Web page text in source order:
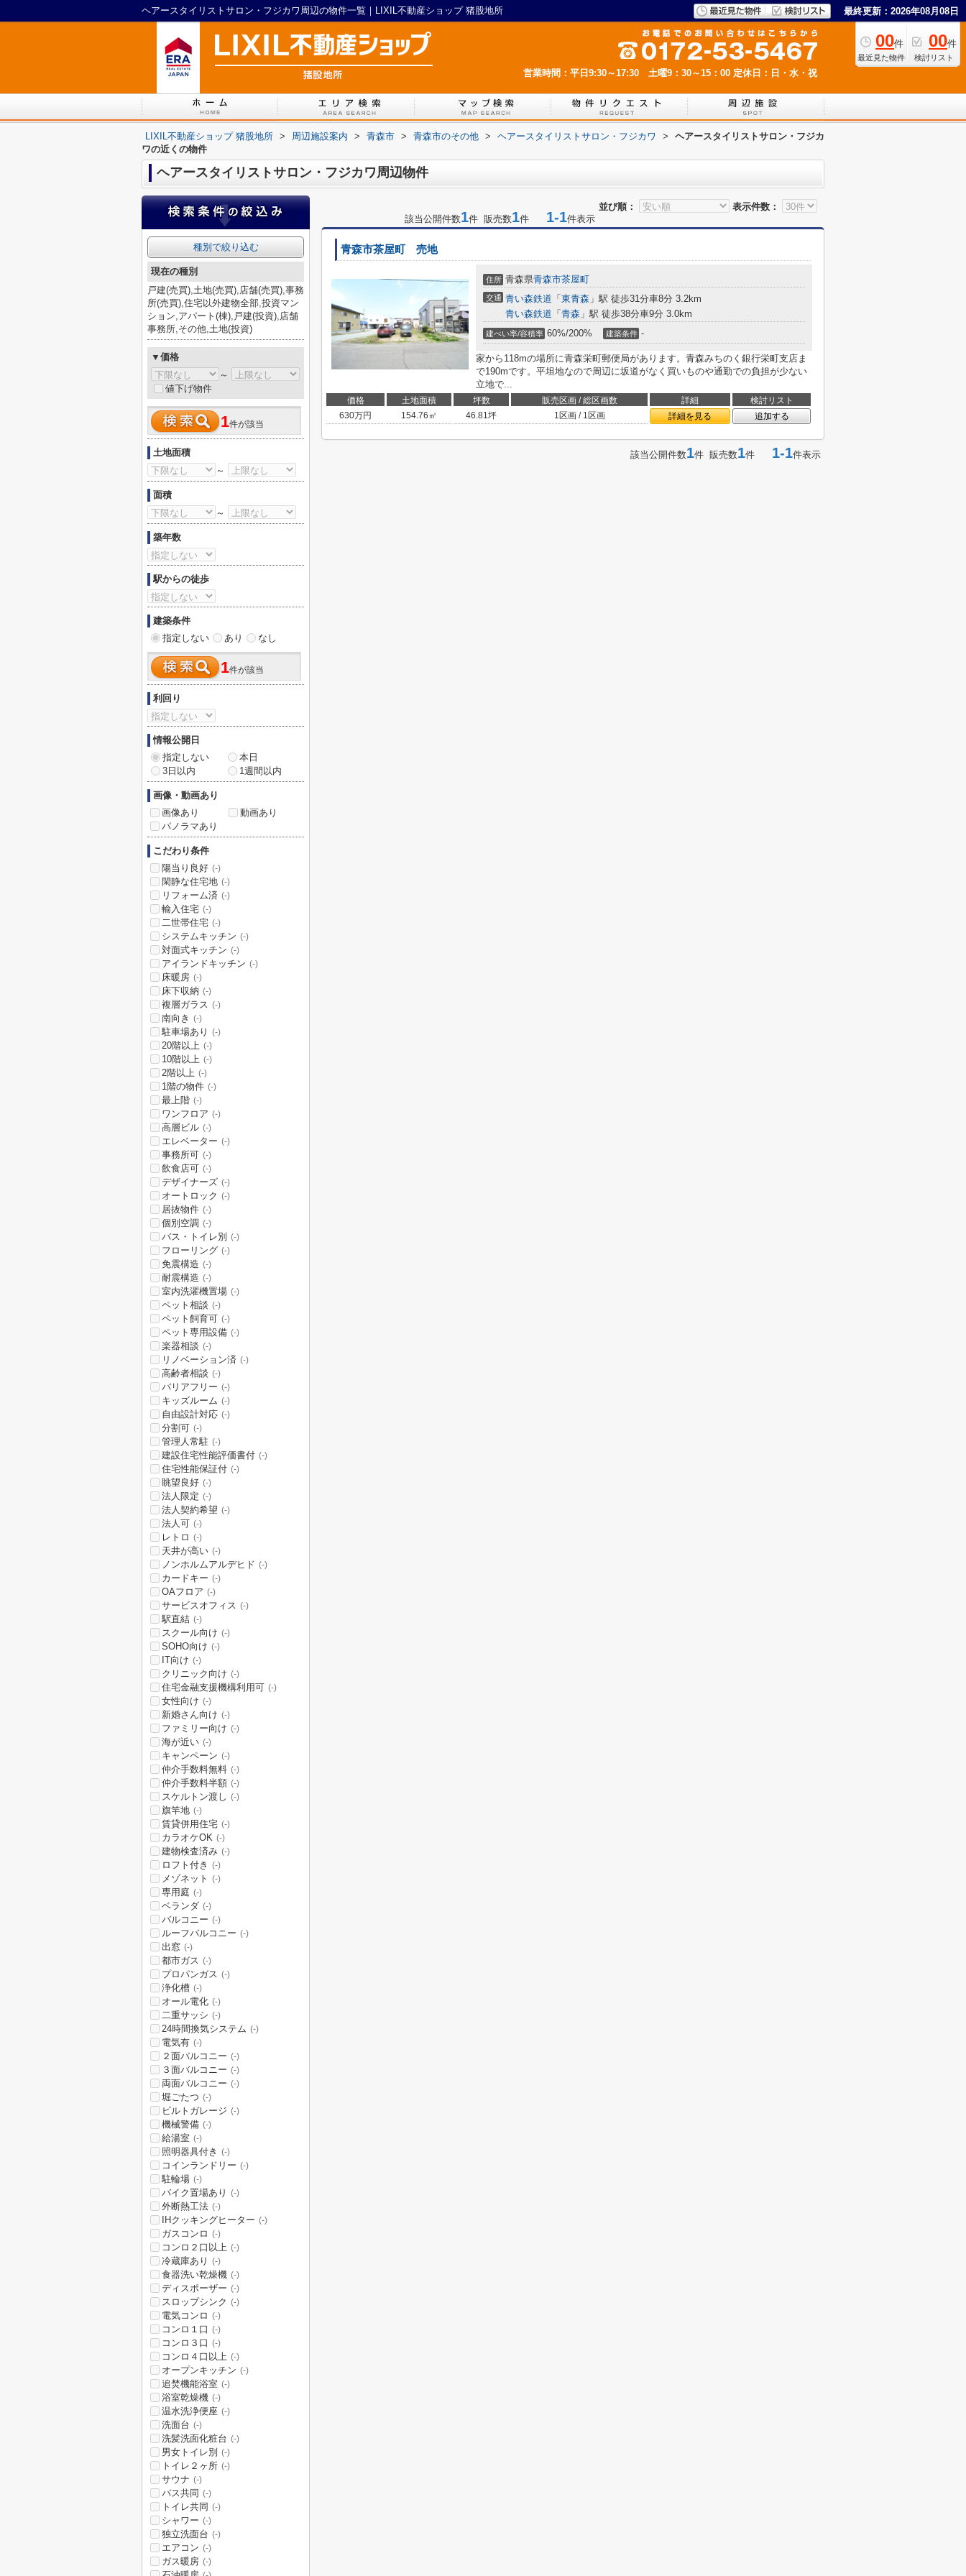
ヘアースタイリストサロン・フジカワ周辺の物件一覧｜LIXIL不動産ショップ 猪股地所 最終更新：2026年08月08日
00件
最近見た物件
00件
検討リスト
営業時間：平日9:30～17:30 土曜9：30～15：00 定休日：日・水・祝
LIXIL不動産ショップ 猪股地所 > 周辺施設案内 > 青森市 > 青森市のその他 > ヘアースタイリストサロン・フジカワ >
ヘアースタイリストサロン・フジカ
ワの近くの物件
ヘアースタイリストサロン・フジカワ周辺物件
並び順：
表示件数：
該当公開件数1件 販売数1件 1-1件表示
青森市茶屋町 売地
住所 青森県青森市茶屋町
交通 青い森鉄道 「 東青森 」駅 徒歩31分車8分 3.2km
青い森鉄道 「 青森 」駅 徒歩38分車9分 3.0km
建ぺい率/容積率 60%/200% 建築条件 -
家から118mの場所に青森栄町郵便局があります。青森みちのく銀行栄町支店ま
で190mです。平坦地なので周辺に坂道がなく買いものや通勤での負担が少ない
立地で...
価格 土地面積 坪数 販売区画 / 総区画数 詳細
検討リスト
630万円 154.76㎡ 46.81坪 1区画 / 1区画 詳細を見る 追加する
該当公開件数1件 販売数1件 1-1件表示
種別で絞り込む
現在の種別
戸建(売買),土地(売買),店舗(売買),事務
所(売買),住宅以外建物全部,投資マン
ション,アパート(棟),戸建(投資),店舗
事務所,その他,土地(投資)
▼価格
～
値下げ物件
1件が該当
土地面積
～
面積
～
築年数
駅からの徒歩
建築条件
指定しない
あり なし
1件が該当
利回り
情報公開日
指定しない
本日
3日以内
1週間以内
画像・動画あり
画像あり
動画あり
パノラマあり
こだわり条件
陽当り良好 (-)
閑静な住宅地 (-)
リフォーム済 (-)
輸入住宅 (-)
二世帯住宅 (-)
システムキッチン (-)
対面式キッチン (-)
アイランドキッチン (-)
床暖房 (-)
床下収納 (-)
複層ガラス (-)
南向き (-)
駐車場あり (-)
20階以上 (-)
10階以上 (-)
2階以上 (-)
1階の物件 (-)
最上階 (-)
ワンフロア (-)
高層ビル (-)
エレベーター (-)
事務所可 (-)
飲食店可 (-)
デザイナーズ (-)
オートロック (-)
居抜物件 (-)
個別空調 (-)
バス・トイレ別 (-)
フローリング (-)
免震構造 (-)
耐震構造 (-)
室内洗濯機置場 (-)
ペット相談 (-)
ペット飼育可 (-)
ペット専用設備 (-)
楽器相談 (-)
リノベーション済 (-)
高齢者相談 (-)
バリアフリー (-)
キッズルーム (-)
自由設計対応 (-)
分割可 (-)
管理人常駐 (-)
建設住宅性能評価書付 (-)
住宅性能保証付 (-)
眺望良好 (-)
法人限定 (-)
法人契約希望 (-)
法人可 (-)
レトロ (-)
天井が高い (-)
ノンホルムアルデヒド (-)
カードキー (-)
OAフロア (-)
サービスオフィス (-)
駅直結 (-)
スクール向け (-)
SOHO向け (-)
IT向け (-)
クリニック向け (-)
住宅金融支援機構利用可 (-)
女性向け (-)
新婚さん向け (-)
ファミリー向け (-)
海が近い (-)
キャンペーン (-)
仲介手数料無料 (-)
仲介手数料半額 (-)
スケルトン渡し (-)
旗竿地 (-)
賃貸併用住宅 (-)
カラオケOK (-)
建物検査済み (-)
ロフト付き (-)
メゾネット (-)
専用庭 (-)
ベランダ (-)
バルコニー (-)
ルーフバルコニー (-)
出窓 (-)
都市ガス (-)
プロパンガス (-)
浄化槽 (-)
オール電化 (-)
二重サッシ (-)
24時間換気システム (-)
電気有 (-)
２面バルコニー (-)
３面バルコニー (-)
両面バルコニー (-)
堀ごたつ (-)
ビルトガレージ (-)
機械警備 (-)
給湯室 (-)
照明器具付き (-)
コインランドリー (-)
駐輪場 (-)
バイク置場あり (-)
外断熱工法 (-)
IHクッキングヒーター (-)
ガスコンロ (-)
コンロ２口以上 (-)
冷蔵庫あり (-)
食器洗い乾燥機 (-)
ディスポーザー (-)
スロップシンク (-)
電気コンロ (-)
コンロ１口 (-)
コンロ３口 (-)
コンロ４口以上 (-)
オープンキッチン (-)
追焚機能浴室 (-)
浴室乾燥機 (-)
温水洗浄便座 (-)
洗面台 (-)
洗髪洗面化粧台 (-)
男女トイレ別 (-)
トイレ２ヶ所 (-)
サウナ (-)
バス共同 (-)
トイレ共同 (-)
シャワー (-)
独立洗面台 (-)
エアコン (-)
ガス暖房 (-)